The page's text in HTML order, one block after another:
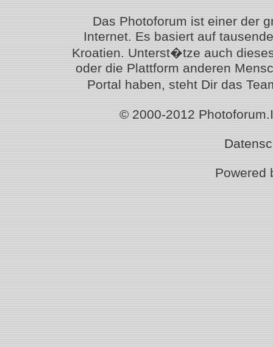
Das Photoforum ist einer der
Internet. Es basiert auf
Kroatien. Unterst�tze auch
oder die Plattform anderen
Portal haben, steht Dir das
© 2000-2012
Powered